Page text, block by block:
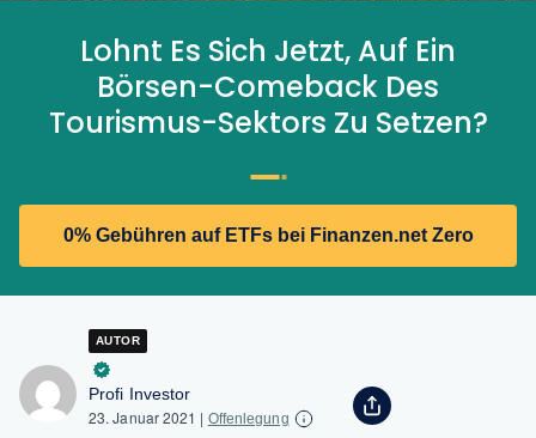
Lohnt Es Sich Jetzt, Auf Ein
Börsen-Comeback Des
Tourismus-Sektors Zu Setzen?
0% Gebühren auf ETFs bei Finanzen.net Zero
AUTOR
Profi Investor
23. Januar 2021 | Offenlegung